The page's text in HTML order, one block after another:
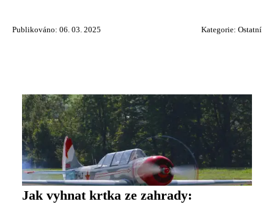
Publikováno: 06. 03. 2025 Kategorie: Ostatní
Jak vyhnat krtka ze zahrady: